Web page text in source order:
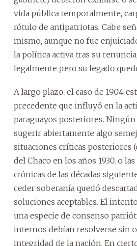
vida pública temporalmente,
rótulo de antipatriotas. Cabe
mismo, aunque no fue
la política activa tras su
legalmente pero su legado
A largo plazo, el caso de 1904
precedente que influyó en la
paraguayos posteriores.
sugerir abiertamente algo
situaciones críticas posteriores
del Chaco en los años 1930, o
crónicas de las décadas
ceder soberanía quedó
soluciones aceptables. El
una especie de consenso
internos debían resolverse sin
integridad de la nación. En